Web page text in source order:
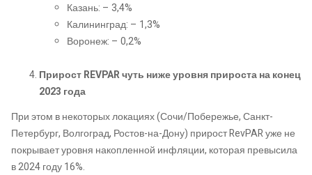
Казань: – 3,4%
Калининград: – 1,3%
Воронеж: – 0,2%
Прирост REVPAR чуть ниже уровня прироста на конец
2023 года
При этом в некоторых локациях (Сочи/Побережье, Санкт-
Петербург, Волгоград, Ростов-на-Дону) прирост RevPAR уже не
покрывает уровня накопленной инфляции, которая превысила
в 2024 году 16%.